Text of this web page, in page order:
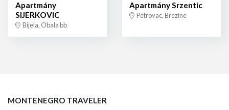
Apartmány
SIJERKOVIC
Bijela, Obala bb
Apartmány Srzentic
Petrovac, Brezine
MONTENEGRO TRAVELER